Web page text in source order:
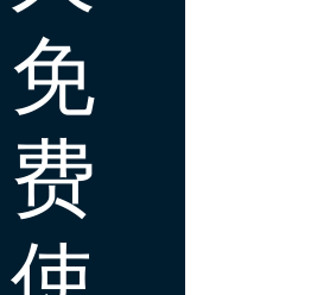
免
费